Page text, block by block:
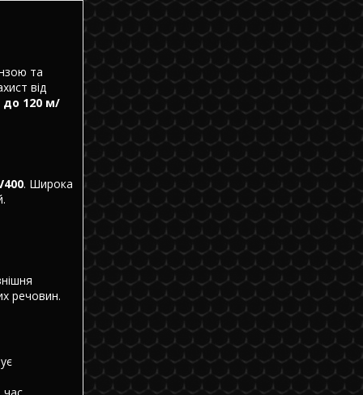
та
від
до 120 м/
. Широка
речовин.